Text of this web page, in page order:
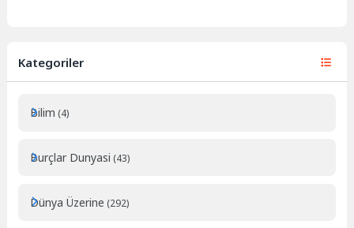
Kategoriler
Bilim (4)
Burçlar Dunyasi (43)
Dünya Üzerine (292)